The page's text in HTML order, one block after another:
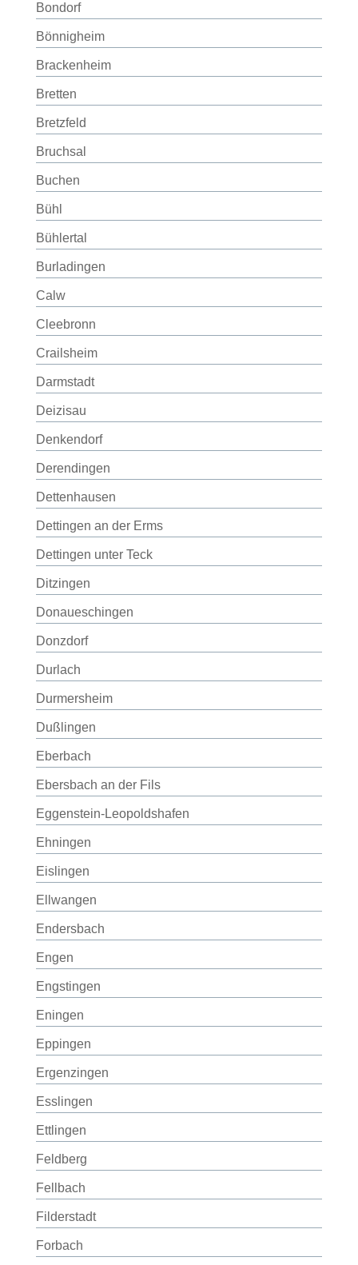
Bondorf
Bönnigheim
Brackenheim
Bretten
Bretzfeld
Bruchsal
Buchen
Bühl
Bühlertal
Burladingen
Calw
Cleebronn
Crailsheim
Darmstadt
Deizisau
Denkendorf
Derendingen
Dettenhausen
Dettingen an der Erms
Dettingen unter Teck
Ditzingen
Donaueschingen
Donzdorf
Durlach
Durmersheim
Dußlingen
Eberbach
Ebersbach an der Fils
Eggenstein-Leopoldshafen
Ehningen
Eislingen
Ellwangen
Endersbach
Engen
Engstingen
Eningen
Eppingen
Ergenzingen
Esslingen
Ettlingen
Feldberg
Fellbach
Filderstadt
Forbach